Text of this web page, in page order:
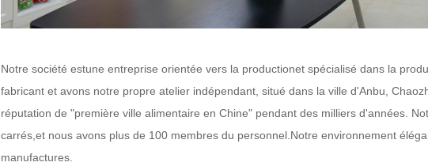
Notre société estune entreprise orientée vers la productionet spécialisé dans la
fabricant et avons notre propre atelier indépendant, situé dans la ville d'Anbu,
réputation de "première ville alimentaire en Chine" pendant des milliers d'années.
carrés et nous avons plus de 100 membres du personnel. Notre environnement
manufactures.